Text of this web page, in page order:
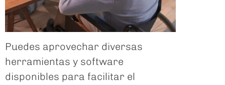
Puedes aprovechar diversas
herramientas y software
disponibles para facilitar el